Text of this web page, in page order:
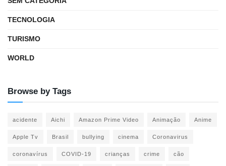
TECNOLOGIA
TURISMO
WORLD
Browse by Tags
acidente Aichi Amazon Prime Video Animação Anime
Apple Tv Brasil bullying cinema Coronavirus
coronavírus COVID-19 crianças crime cão